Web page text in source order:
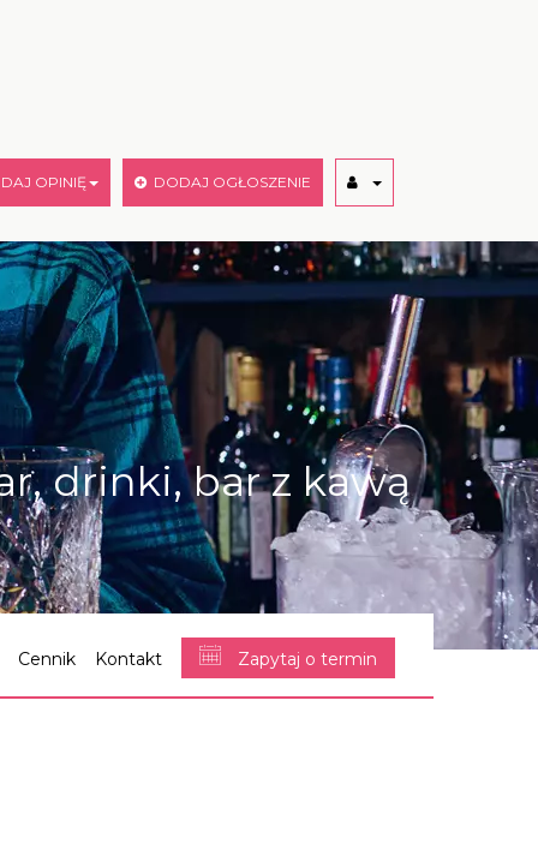
OPINIĘ DODAJ OGŁOSZENIE
drinki, bar z kawą
Cennik Kontakt Zapytaj o termin